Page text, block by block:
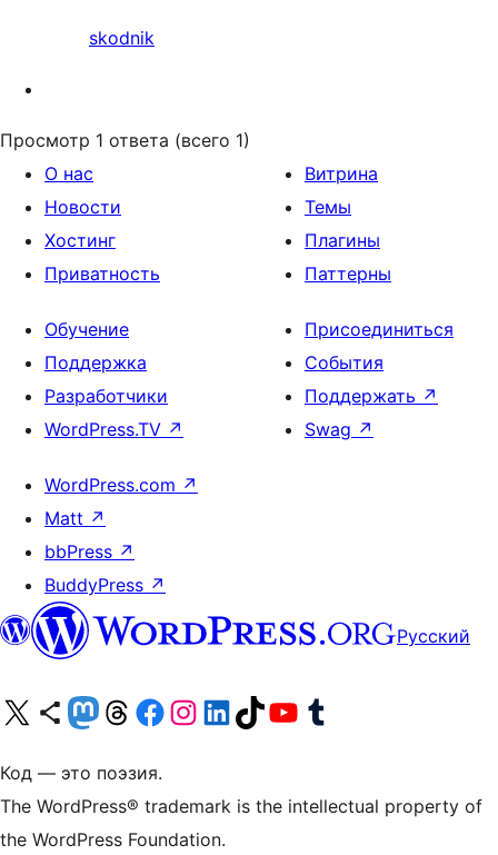
skodnik
Просмотр 1 ответа (всего 1)
О нас
Новости
Хостинг
Приватность
Витрина
Темы
Плагины
Паттерны
Обучение
Поддержка
Разработчики
WordPress.TV ↗
Присоединиться
События
Поддержать ↗
Swag ↗
WordPress.com ↗
Matt ↗
bbPress ↗
BuddyPress ↗
Русский
Посетите нас в X (ранее Twitter)
Посетите нашу учётную запись в Bluesky
Посетите нашу ленту в Mastodon
Посетите нашу учётную запись в Threads
Посетите нашу страницу на Facebook
Посетите наш Instagram
Посетите нашу страницу в LinkedIn
Посетите нашу учётную запись в TikTok
Посетите наш канал YouTube
Посетите нашу учётную запись в Tumblr
Код — это поэзия.
The WordPress® trademark is the intellectual property of
the WordPress Foundation.